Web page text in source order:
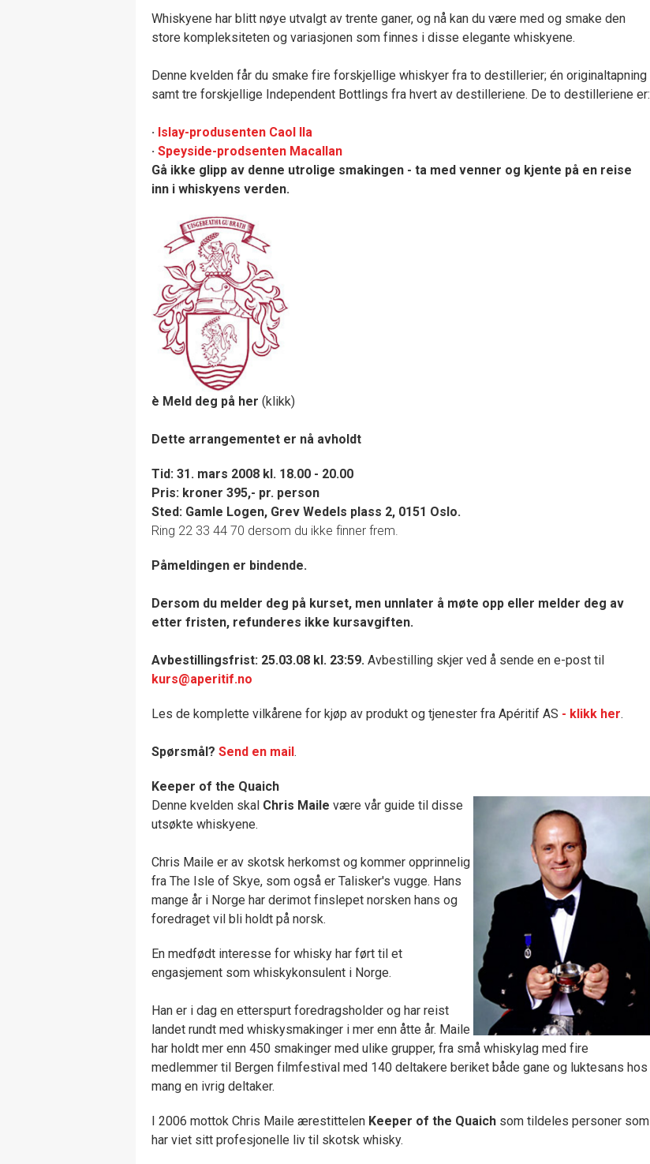
Whiskyene har blitt nøye utvalgt av trente ganer, og nå kan du være med og smake den
store kompleksiteten og variasjonen som finnes i disse elegante whiskyene.
Denne kvelden får du smake fire forskjellige whiskyer fra to destillerier; én originaltapning
samt tre forskjellige Independent Bottlings fra hvert av destilleriene. De to destilleriene er:
· Islay-produsenten Caol Ila
· Speyside-prodsenten Macallan
Gå ikke glipp av denne utrolige smakingen - ta med venner og kjente på en reise
inn i whiskyens verden.
è Meld deg på her (klikk)
Dette arrangementet er nå avholdt
Tid: 31. mars 2008 kl. 18.00 - 20.00
Pris: kroner 395,- pr. person
Sted: Gamle Logen, Grev Wedels plass 2, 0151 Oslo.
Ring 22 33 44 70 dersom du ikke finner frem.
Påmeldingen er bindende.
Dersom du melder deg på kurset, men unnlater å møte opp eller melder deg av
etter fristen, refunderes ikke kursavgiften.
Avbestillingsfrist: 25.03.08 kl. 23:59. Avbestilling skjer ved å sende en e-post til
kurs@aperitif.no
Les de komplette vilkårene for kjøp av produkt og tjenester fra Apéritif AS - klikk her.
Spørsmål? Send en mail.
Keeper of the Quaich
Denne kvelden skal Chris Maile være vår guide til disse
utsøkte whiskyene.
Chris Maile er av skotsk herkomst og kommer opprinnelig
fra The Isle of Skye, som også er Talisker's vugge. Hans
mange år i Norge har derimot finslepet norsken hans og
foredraget vil bli holdt på norsk.
En medfødt interesse for whisky har ført til et
engasjement som whiskykonsulent i Norge.
Han er i dag en etterspurt foredragsholder og har reist
landet rundt med whiskysmakinger i mer enn åtte år. Maile
har holdt mer enn 450 smakinger med ulike grupper, fra små whiskylag med fire
medlemmer til Bergen filmfestival med 140 deltakere beriket både gane og luktesans hos
mang en ivrig deltaker.
I 2006 mottok Chris Maile ærestittelen Keeper of the Quaich som tildeles personer som
har viet sitt profesjonelle liv til skotsk whisky.